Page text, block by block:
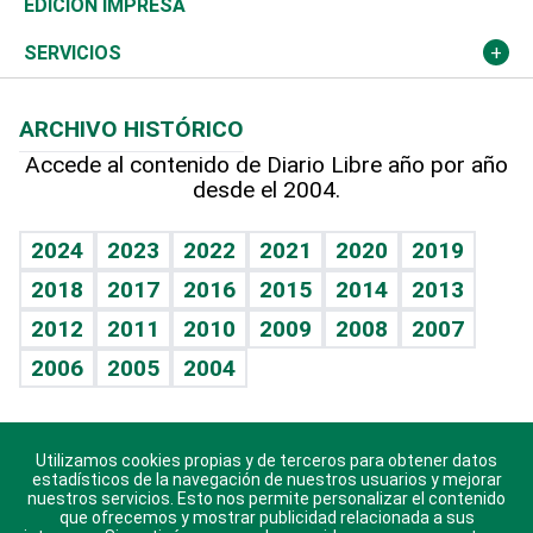
Resto del mundo
Economía personal
Podcast Arte Libre
Hablando con el pediatra
Vida y familia
Eñe
Celebrando la vida
Sin complejos
En pocas palabras
Escuchando al corazón
Economía Personal
Más deportes
TBT Deportivo
Columnistas
Más firmas
Cambio climático
Deportes
Opinión
Hecho en casa
Guía del dinero
EDICIÓN IMPRESA
SERVICIOS
Cumpleaños
Horóscopos
Crucigramas
ARCHIVO HISTÓRICO
Accede al contenido de Diario Libre año por año
desde el 2004.
2024 2023 2022 2021 2020
2019
2018
2017 2016 2015 2014
2013
2012
2011 2010 2009 2008
2007
2006
2005 2004
Descarga nuestras aplicaciones para Android, iOS y
sistema Huawei.
Utilizamos cookies propias y de terceros para obtener datos
estadísticos de la navegación de nuestros usuarios y mejorar
nuestros servicios. Esto nos permite personalizar el contenido
que ofrecemos y mostrar publicidad relacionada a sus